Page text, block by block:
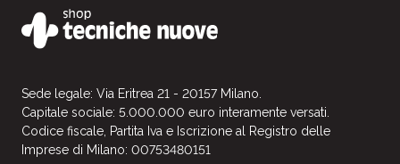
Sede legale: Via Eritrea 21 - 20157 Milano.
Capitale sociale: 5.000.000 euro interamente versati.
Codice fiscale, Partita Iva e Iscrizione al Registro delle
Imprese di Milano: 00753480151